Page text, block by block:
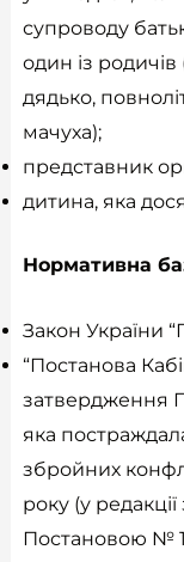
супроводу
один із родичів
дядько,
мачуха);
представник
дитина, яка
Нормативна
Закон України
“Постанова
затвердження
яка
збройних
року (у
Постановою №